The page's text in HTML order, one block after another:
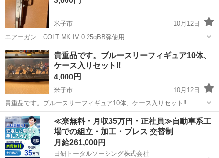
米子市
10月12日
エアーガン COLT MK IV 0.25gBB弾使用
鳥取 米子市 模型、プラモデル エアーガン
貴重品です。ブルースリーフィギュア10体、
ケース入りセット‼️
4,000円
米子市
10月12日
貴重品です。ブルースリーフィギュア10体、ケース入りセット‼️
鳥取 米子市 模型、プラモデル ブルースリー
≪寮無料・月収35万円・正社員≫自動車系工
場での組立・加工・プレス 交替制
月給261,000円
日研トータルソーシング株式会社